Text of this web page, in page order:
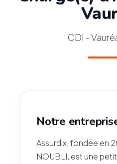
CDI -
Notre
Assurdix, fondée en
NOUBLI, est une